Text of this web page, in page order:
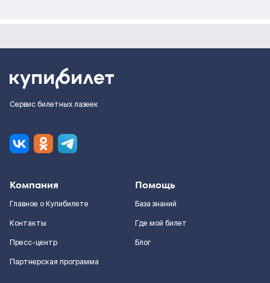
Сервис билетных лазеек
Компания
Главное о Купибилете
Контакты
Пресс-центр
Партнерская программа
Помощь
База знаний
Где мой билет
Блог